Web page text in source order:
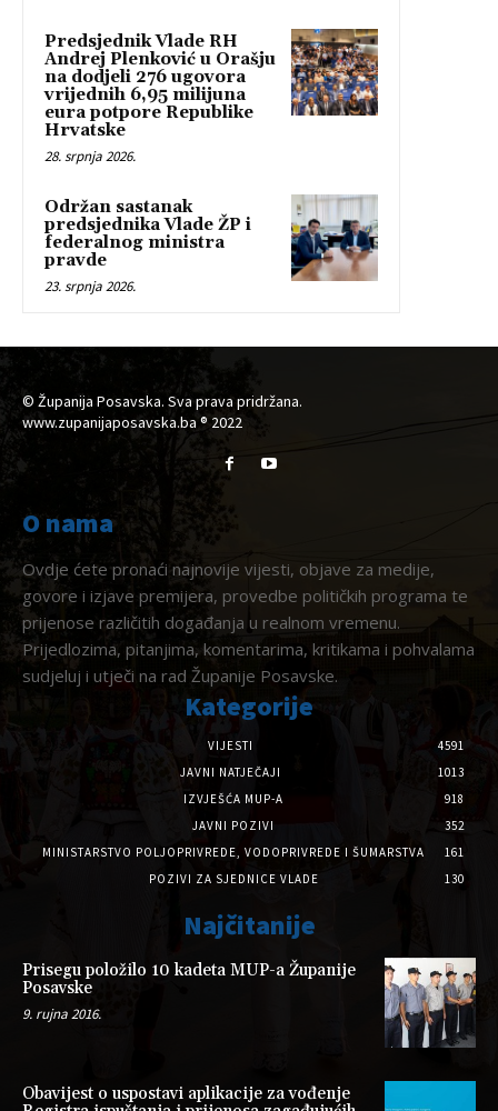
Predsjednik Vlade RH
Andrej Plenković u Orašju
na dodjeli 276 ugovora
vrijednih 6,95 milijuna
eura potpore Republike
Hrvatske
28. srpnja 2026.
Održan sastanak
predsjednika Vlade ŽP i
federalnog ministra
pravde
23. srpnja 2026.
© Županija Posavska. Sva prava pridržana.
www.zupanijaposavska.ba ® 2022
O nama
Ovdje ćete pronaći najnovije vijesti, objave za medije,
govore i izjave premijera, provedbe političkih programa te
prijenose različitih događanja u realnom vremenu.
Prijedlozima, pitanjima, komentarima, kritikama i pohvalama
sudjeluj i utječi na rad Županije Posavske.
Kategorije
VIJESTI
4591
JAVNI NATJEČAJI
1013
IZVJEŠĆA MUP-A
918
JAVNI POZIVI
352
MINISTARSTVO POLJOPRIVREDE, VODOPRIVREDE I ŠUMARSTVA
161
POZIVI ZA SJEDNICE VLADE
130
Najčitanije
Prisegu položilo 10 kadeta MUP-a Županije
Posavske
9. rujna 2016.
Obavijest o uspostavi aplikacije za vođenje